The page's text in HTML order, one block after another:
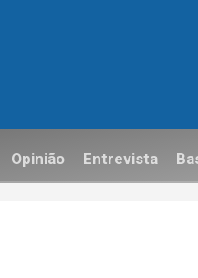
Opinião Entrevista